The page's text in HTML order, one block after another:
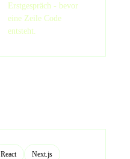
Erstgespräch - bevor
eine Zeile Code
entsteht.
React Next.js